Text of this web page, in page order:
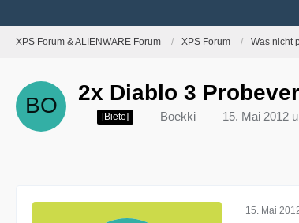
XPS Forum & ALIENWARE Forum XPS Forum Was nicht
2x Diablo 3
[Biete] Boekki 15. Mai 2012
15. Mai